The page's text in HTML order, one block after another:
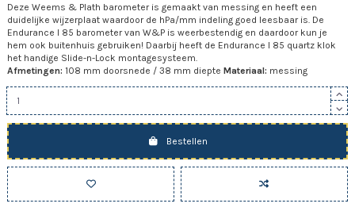
Deze Weems & Plath barometer is gemaakt van messing en heeft een
duidelijke wijzerplaat waardoor de hPa/mm indeling goed leesbaar is. De
Endurance I 85 barometer van W&P is weerbestendig en daardoor kun je
hem ook buitenhuis gebruiken! Daarbij heeft de Endurance I 85 quartz klok
het handige Slide-n-Lock montagesysteem.
Afmetingen: 108 mm doorsnede / 38 mm diepte Materiaal: messing
Bestellen